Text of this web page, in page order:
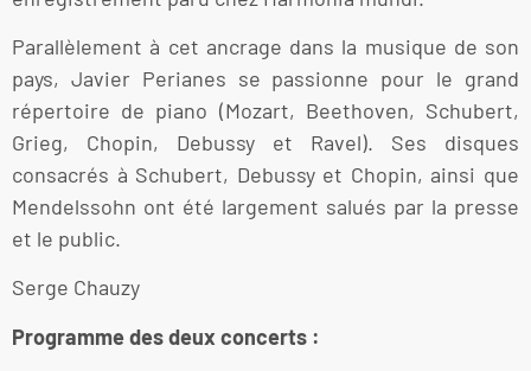
Parallèlement à cet ancrage dans la musique de son
pays, Javier Perianes se passionne pour le grand
répertoire de piano (Mozart, Beethoven, Schubert,
Grieg, Chopin, Debussy et Ravel). Ses disques
consacrés à Schubert, Debussy et Chopin, ainsi que
Mendelssohn ont été largement salués par la presse
et le public.
Serge Chauzy
Programme des deux concerts :